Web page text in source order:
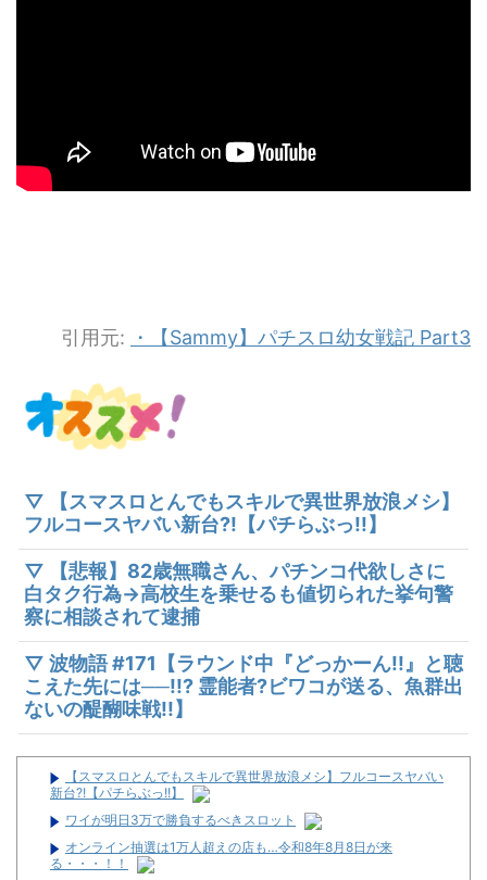
引用元: ・【Sammy】パチスロ幼女戦記 Part3
▽ 【スマスロとんでもスキルで異世界放浪メシ】
フルコースヤバい新台?!【パチらぶっ!!】
▽ 【悲報】82歳無職さん、パチンコ代欲しさに
白タク行為→高校生を乗せるも値切られた挙句警
察に相談されて逮捕
▽ 波物語 #171【ラウンド中『どっかーん!!』と聴
こえた先には──!!? 霊能者?ビワコが送る、魚群出
ないの醍醐味戦!!】
【スマスロとんでもスキルで異世界放浪メシ】フルコースヤバい
新台?!【パチらぶっ!!】
ワイが明日3万で勝負するべきスロット
オンライン抽選は1万人超えの店も…令和8年8月8日が来
る・・・！！